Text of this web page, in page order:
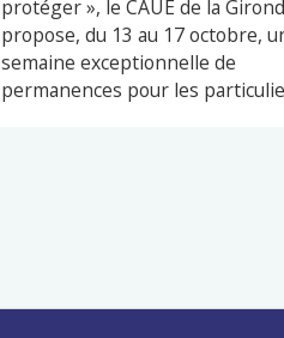
protéger », le CAUE de la
propose, du 13 au 17 octobre,
semaine exceptionnelle de
permanences pour les